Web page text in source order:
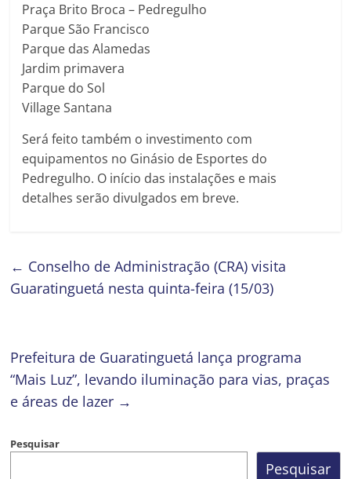
Praça Brito Broca – Pedregulho
Parque São Francisco
Parque das Alamedas
Jardim primavera
Parque do Sol
Village Santana
Será feito também o investimento com
equipamentos no Ginásio de Esportes do
Pedregulho. O início das instalações e mais
detalhes serão divulgados em breve.
← Conselho de Administração (CRA) visita
Guaratinguetá nesta quinta-feira (15/03)
Prefeitura de Guaratinguetá lança programa
“Mais Luz”, levando iluminação para vias, praças
e áreas de lazer →
Pesquisar
Pesquisar